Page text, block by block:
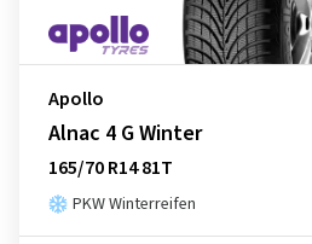
Apollo
Alnac 4 G Winter
165/70 R14 81T
PKW Winterreifen